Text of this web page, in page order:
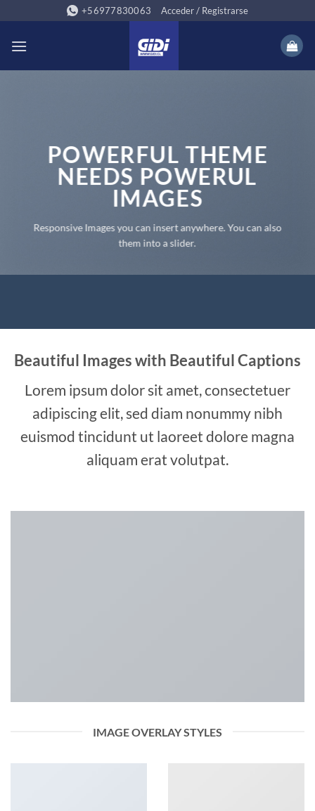
al
contenido
+56977830063 Acceder / Registrarse
POWERFUL THEME
NEEDS POWERUL
IMAGES
Responsive Images you can insert anywhere. You can also
them into a slider.
Beautiful Images with Beautiful Captions
Lorem ipsum dolor sit amet, consectetuer
adipiscing elit, sed diam nonummy nibh
euismod tincidunt ut laoreet dolore magna
aliquam erat volutpat.
IMAGE OVERLAY STYLES